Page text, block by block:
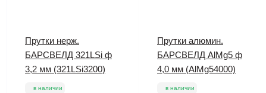
Прутки нерж.
БАРСВЕЛД 321LSi ф
3,2 мм (321LSi3200)
в наличии
Прутки алюмин.
БАРСВЕЛД AlMg5 ф
4,0 мм (AlMg54000)
в наличии